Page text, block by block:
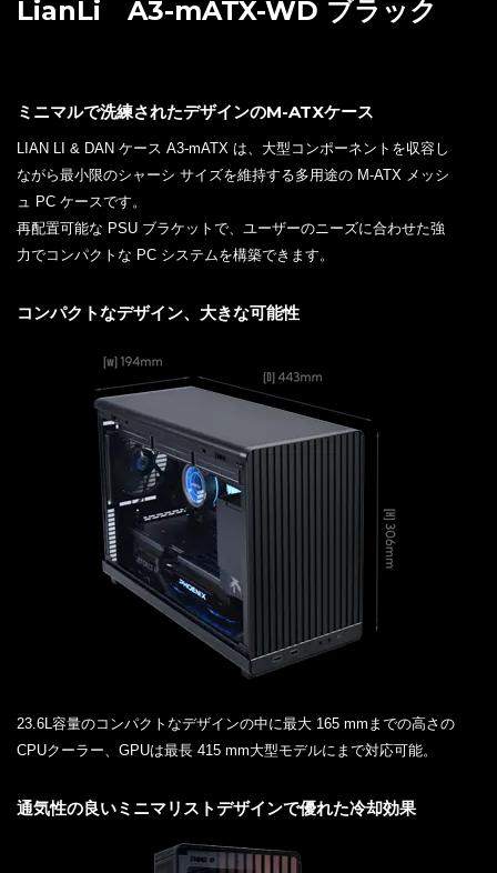
LianLi A3-mATX-WD ブラック
ミニマルで洗練されたデザインのM-ATXケース
LIAN LI & DAN ケース A3-mATX は、大型コンポーネントを収容し
ながら最小限のシャーシ サイズを維持する多用途の M-ATX メッシ
ュ PC ケースです。
再配置可能な PSU ブラケットで、ユーザーのニーズに合わせた強
力でコンパクトな PC システムを構築できます。
コンパクトなデザイン、大きな可能性
23.6L容量のコンパクトなデザインの中に最大 165 mmまでの高さの
CPUクーラー、GPUは最長 415 mm大型モデルにまで対応可能。
通気性の良いミニマリストデザインで優れた冷却効果